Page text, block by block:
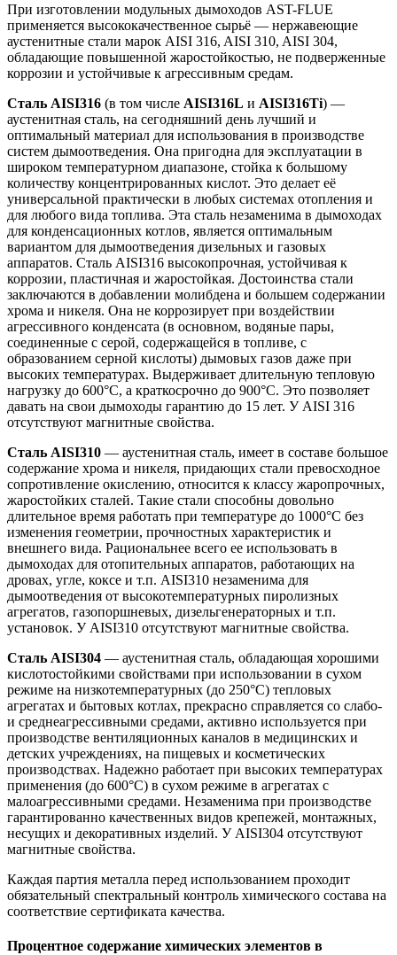
При изготовлении модульных дымоходов AST-FLUE
применяется высококачественное сырьё — нержавеющие
аустенитные стали марок AISI 316, AISI 310, AISI 304,
обладающие повышенной жаростойкостью, не подверженные
коррозии и устойчивые к агрессивным средам.
Сталь AISI316 (в том числе AISI316L и AISI316Ti) —
аустенитная сталь, на сегодняшний день лучший и
оптимальный материал для использования в производстве
систем дымоотведения. Она пригодна для эксплуатации в
широком температурном диапазоне, стойка к большому
количеству концентрированных кислот. Это делает её
универсаль­ной практически в любых системах отопления и
для любого вида топлива. Эта сталь незаменима в дымоходах
для конденсационных котлов, является оптимальным
вариантом для дымоотведения дизельных и газовых
аппаратов. Сталь AISI316 высокопрочная, устойчивая к
коррозии, пластичная и жаростойкая. Достоинства стали
заключаются в добавлении молибдена и большем содержании
хрома и никеля. Она не коррозирует при воздействии
агрессивного конденсата (в основном, водяные пары,
соединенные с серой, содержащейся в топливе, с
образованием серной кислоты) дымовых газов даже при
высоких температурах. Выдерживает длительную тепловую
нагрузку до 600°С, а краткосрочно до 900°С. Это позволяет
давать на свои дымоходы гарантию до 15 лет. У AISI 316
отсутствуют магнитные свойства.
Сталь AISI310 — аустенитная сталь, имеет в составе большое
содержание хрома и никеля, придающих стали превосходное
сопротивление окислению, относится к классу жаропрочных,
жаростойких сталей. Такие стали способны довольно
длительное время работать при температуре до 1000°С без
изменения геометрии, прочностных характеристик и
внешнего вида. Рациональнее всего ее использовать в
дымоходах для отопительных аппаратов, работающих на
дровах, угле, коксе и т.п. AISI310 незаменима для
дымоотведения от высокотемпературных пиролизных
агрегатов, газопоршневых, дизельгенераторных и т.п.
установок. У AISI310 отсутствуют магнитные свойства.
Сталь AISI304 — аустенитная сталь, обладающая хорошими
кислотостойкими свойствами при использовании в сухом
режиме на низкотемпературных (до 250°С) тепловых
агрегатах и бытовых котлах, прекрасно справляется со слабо-
и среднеагрессивными средами, активно используется при
производстве вентиляционных каналов в медицинских и
детских учреждениях, на пищевых и косметических
производствах. Надежно работает при высоких температурах
применения (до 600°С) в сухом режиме в агрегатах с
малоагрессивными средами. Незаменима при производстве
гарантированно качественных видов крепежей, монтажных,
несущих и декоративных изделий. У AISI304 отсутствуют
магнитные свойства.
Каждая партия металла перед использованием проходит
обязательный спектральный контроль химического состава на
соответствие сертификата качества.
Процентное содержание химических элементов в